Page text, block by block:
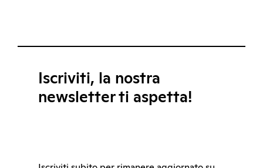
Iscriviti, la nostra
newsletter ti aspetta!